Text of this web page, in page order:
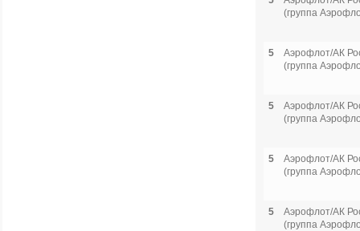
(группа
5
Аэрофлот/АК
(группа
5
Аэрофлот/АК
(группа
5
Аэрофлот/АК
(группа
5
Аэрофлот/АК
(группа